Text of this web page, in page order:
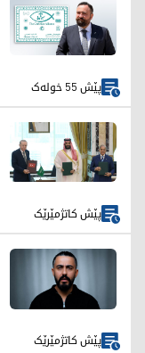
پێش 55 خولەک
پێش کاتژمێرێک
پێش کاتژمێرێک